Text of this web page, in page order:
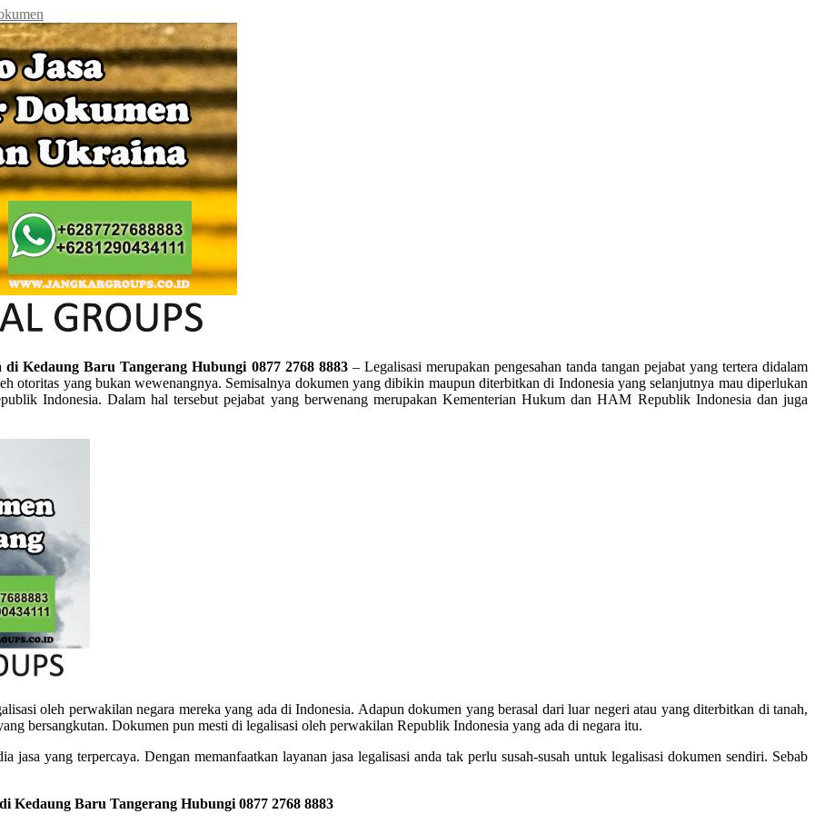
Kedaung Baru Tangerang Hubungi 0877 2768 8883– Legalisasi merupakan pengesahan tanda tangan pejabat yang tertera didalam
otoritas yang bukan wewenangnya. Semisalnya dokumen yang dibikin maupun diterbitkan di Indonesia yang selanjutnya mau diperlukan
Indonesia. Dalam hal tersebut pejabat yang berwenang merupakan Kementerian Hukum dan HAM Republik Indonesia dan juga
oleh perwakilan negara mereka yang ada di Indonesia. Adapun dokumen yang berasal dari luar negeri atau yang diterbitkan di tanah,
bersangkutan. Dokumen pun mesti di legalisasi oleh perwakilan Republik Indonesia yang ada di negara itu.
jasa yang terpercaya. Dengan memanfaatkan layanan jasa legalisasi anda tak perlu susah-susah untuk legalisasi dokumen sendiri. Sebab
Baru Tangerang Hubungi 0877 2768 8883